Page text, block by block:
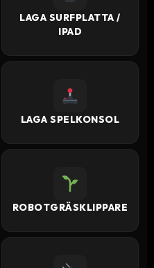
LAGA SURFPLATTA /
IPAD
LAGA SPELKONSOL
ROBOTGRÄSKLIPPARE